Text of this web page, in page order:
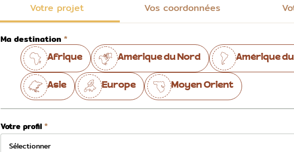
Votre projet Vos coordonnées
Ma destination
Afrique Amérique du Nord Amérique du
Asie Europe Moyen Orient
Votre profil